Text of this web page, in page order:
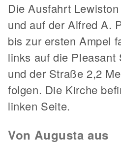
Die Ausfahrt
und auf der Alfred A.
bis zur ersten Ampel
links auf die Pleasant
und der Straße 2,2
folgen. Die Kirche
linken Seite.
Von Augusta aus